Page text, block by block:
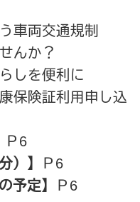
車両交通規制
んか？
しを便利に
保険証利用申し込
Ｐ6
）】
Ｐ6
予定】
Ｐ6